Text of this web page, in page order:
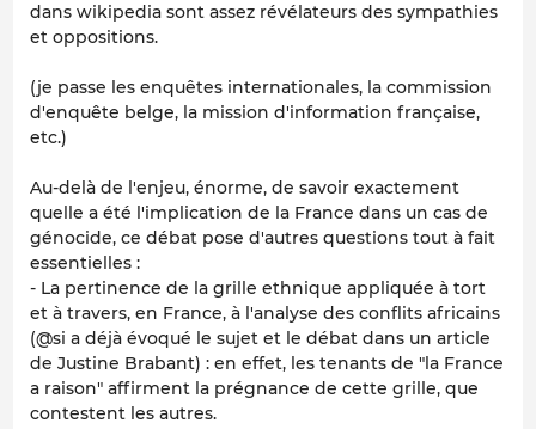
dans wikipedia sont assez révélateurs des sympathies
et oppositions.
(je passe les enquêtes internationales, la commission
d'enquête belge, la mission d'information française,
etc.)
Au-delà de l'enjeu, énorme, de savoir exactement
quelle a été l'implication de la France dans un cas de
génocide, ce débat pose d'autres questions tout à fait
essentielles :
- La pertinence de la grille ethnique appliquée à tort
et à travers, en France, à l'analyse des conflits africains
(@si a déjà évoqué le sujet et le débat dans un article
de Justine Brabant) : en effet, les tenants de "la France
a raison" affirment la prégnance de cette grille, que
contestent les autres.